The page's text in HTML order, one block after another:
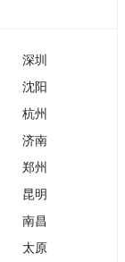
深圳
沈阳
杭州
济南
郑州
昆明
南昌
太原